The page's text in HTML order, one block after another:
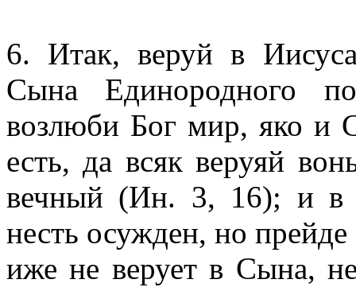
6. Итак, веруй в
Сына Единородного
возлюби Бог мир, яко и
есть, да всяк веруяй
вечный (Ин. 3, 16); и в
несть осужден, но
иже не верует в Сына,